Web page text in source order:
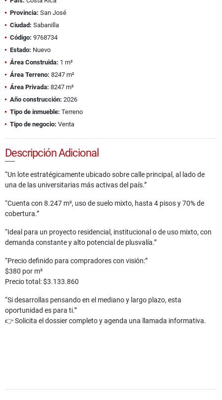
Provincia: San José
Ciudad: Sabanilla
Código: 9768734
Estado: Nuevo
Área Construida: 1 m²
Área Terreno: 8247 m²
Área Privada: 8247 m²
Año construcción: 2026
Tipo de inmueble: Terreno
Tipo de negocio: Venta
Descripción Adicional
“Un lote estratégicamente ubicado sobre calle principal, al lado de
una de las universitarias más activas del país.”
“Cuenta con 8.247 m², uso de suelo mixto, hasta 4 pisos y 70% de
cobertura.”
“Ideal para un proyecto residencial, institucional o de uso mixto, con
demanda constante y alto potencial de plusvalía.”
“Precio definido para compradores con visión:”
$380 por m²
Precio total: $3.133.860
“Si desarrollas pensando en el mediano y largo plazo, esta
oportunidad es para ti.”
👉 Solicita el dossier completo y agenda una llamada informativa.